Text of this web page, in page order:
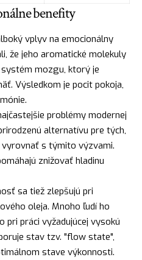
benefity
vplyv na emocionálny
že jeho aromatické molekuly
mozgu, ktorý je
Výsledkom je pocit pokoja,
problémy modernej
alternatívu pre tých,
vyrovnať s týmito výzvami.
znižovať hladinu
sa tiež zlepšujú pri
oleja. Mnoho ľudí ho
pri práci vyžadujúcej vysokú
stav tzv. "flow state",
stave výkonnosti.